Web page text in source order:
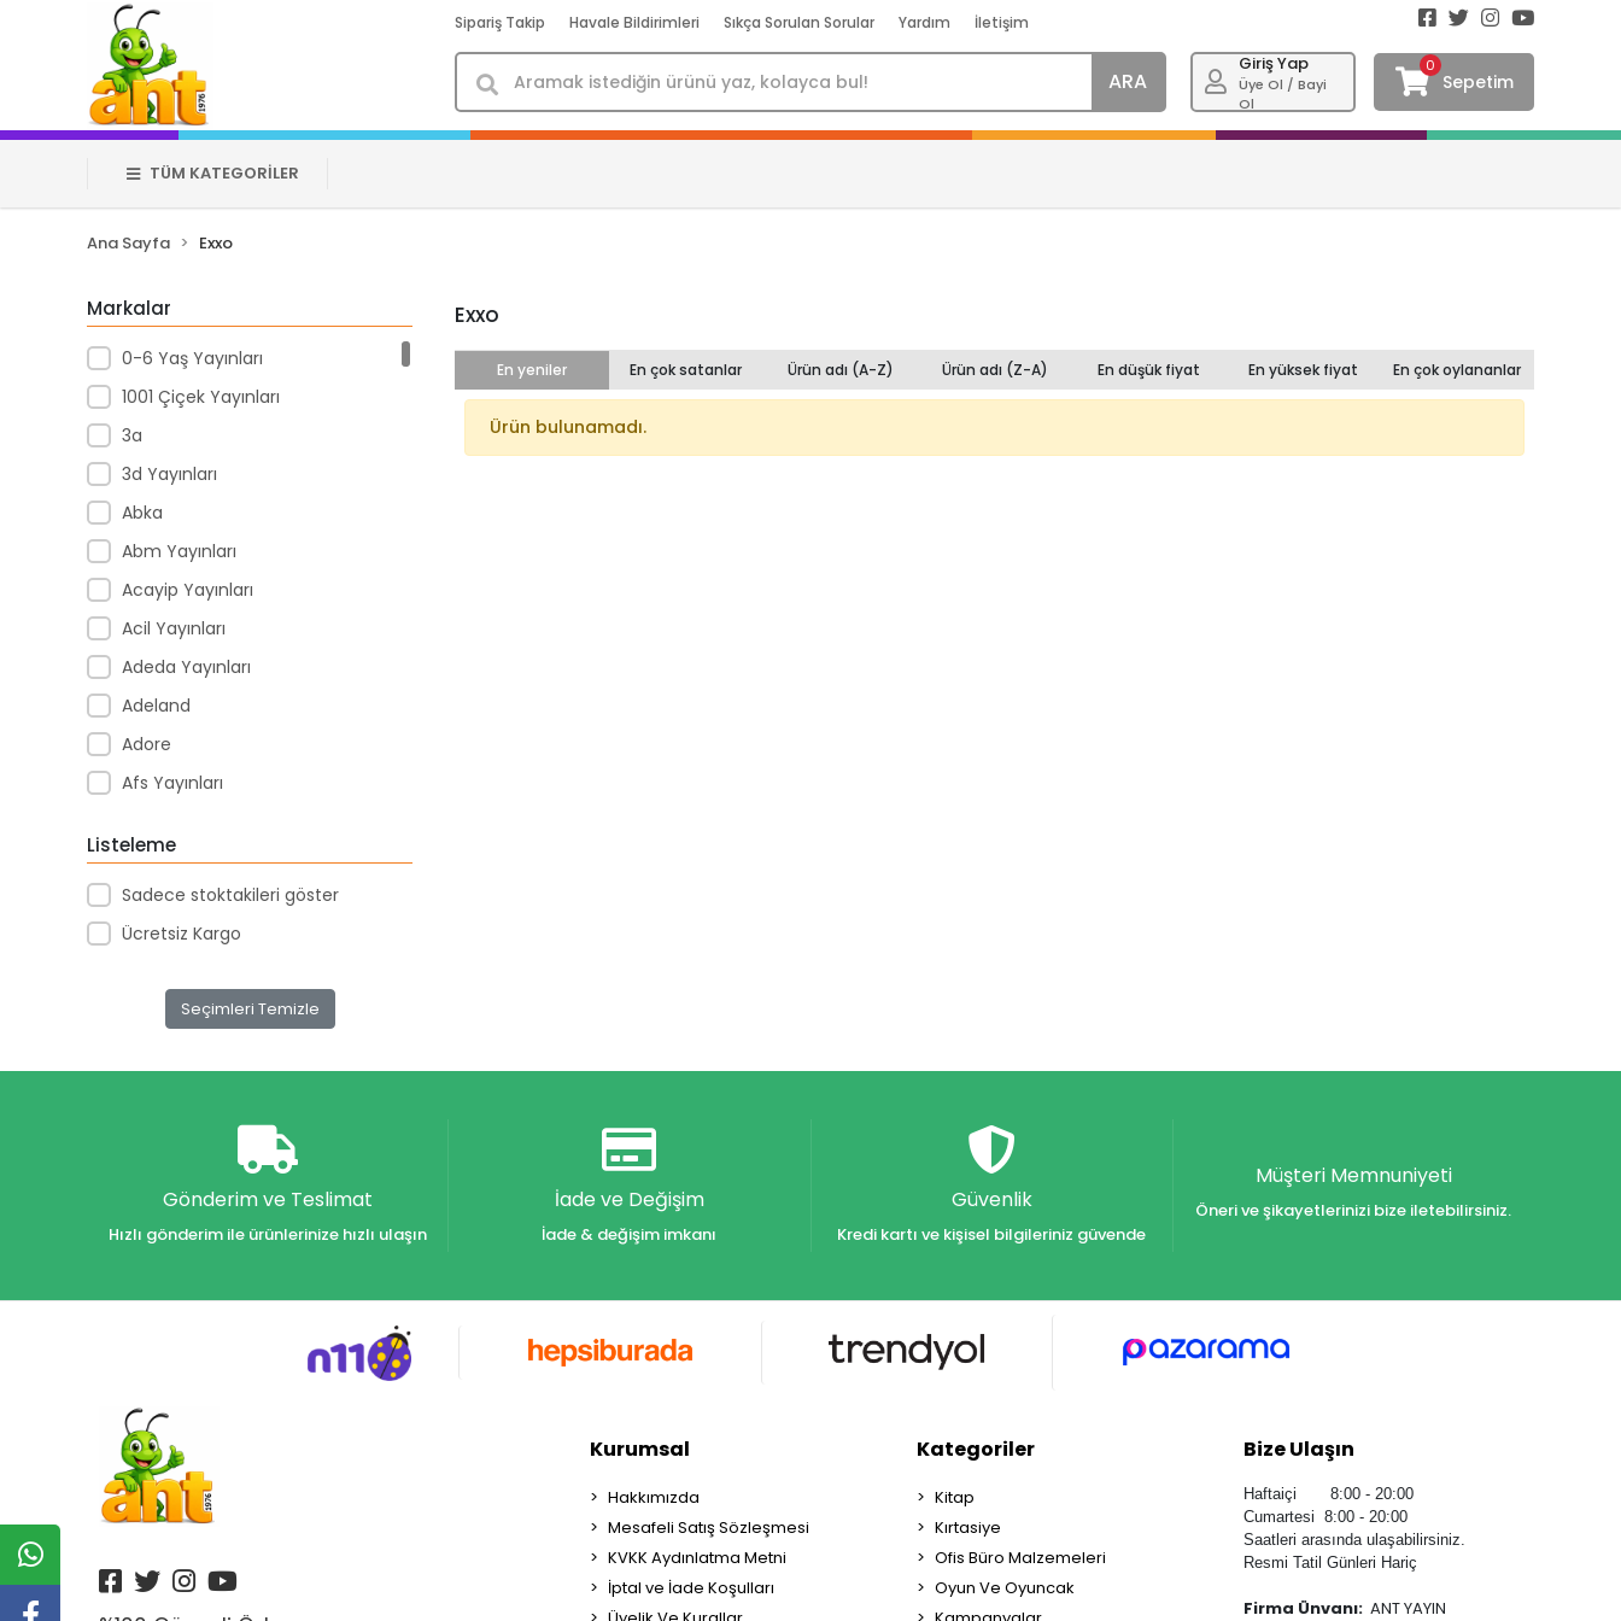
Sipariş Takip Havale Bildirimleri Sıkça Sorulan Sorular Yardım İletişim
ARA
Giriş Yap
Üye Ol / Bayi
Ol
0
Sepetim
TÜM KATEGORİLER
Ana Sayfa Exxo
Markalar
0-6 Yaş Yayınları
1001 Çiçek Yayınları
3a
3d Yayınları
Abka
Abm Yayınları
Acayip Yayınları
Acil Yayınları
Adeda Yayınları
Adeland
Adore
Afs Yayınları
Agt
Aıhao
Akademi Denizi Yayınları
Akçağ Yayınları
Alfa Yayınları
Alfabe Yayınları
Altın Karma Yayınları
Altın Kitaplar Yayınevi
Altın Kitaplar Yayınları
Altınyıldız
Listeleme
Sadece stoktakileri göster
Ücretsiz Kargo
Seçimleri Temizle
Exxo
En yeniler En çok satanlar Ürün adı (A-Z) Ürün adı (Z-A) En düşük fiyat En yüksek fiyat En çok oylananlar
Ürün bulunamadı.
Gönderim ve Teslimat
Hızlı gönderim ile ürünlerinize hızlı ulaşın
İade ve Değişim
İade & değişim imkanı
Güvenlik
Kredi kartı ve kişisel bilgileriniz güvende
Müşteri Memnuniyeti
Öneri ve şikayetlerinizi bize iletebilirsiniz.
Kurumsal
Hakkımızda
Mesafeli Satış Sözleşmesi
KVKK Aydınlatma Metni
İptal ve İade Koşulları
Kategoriler
Kitap
Kırtasiye
Ofis Büro Malzemeleri
Oyun Ve Oyuncak
Bize Ulaşın
Haftaiçi 8:00 - 20:00
Cumartesi 8:00 - 20:00
Saatleri arasında ulaşabilirsiniz.
Resmi Tatil Günleri Hariç
Firma Ünvanı: ANT YAYIN